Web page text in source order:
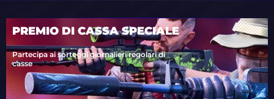
PREMIO DI CASSA SPECIALE
Partecipa ai sorteggi giornalieri regolari di
casse